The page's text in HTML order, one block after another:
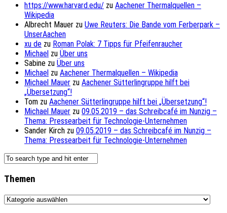
https://www.harvard.edu/ zu Aachener Thermalquellen –
Wikipedia
Albrecht Mauer zu Uwe Reuters: Die Bande vom Ferberpark –
UnserAachen
xu de zu Roman Polak: 7 Tipps für Pfeifenraucher
Michael zu Über uns
Sabine zu Über uns
Michael zu Aachener Thermalquellen – Wikipedia
Michael Mauer zu Aachener Sütterlingruppe hilft bei
„Übersetzung“!
Tom zu Aachener Sütterlingruppe hilft bei „Übersetzung“!
Michael Mauer zu 09.05.2019 – das Schreibcafé im Nunzig –
Thema: Pressearbeit für Technologie-Unternehmen
Sander Kirch zu 09.05.2019 – das Schreibcafé im Nunzig –
Thema: Pressearbeit für Technologie-Unternehmen
Themen
Themen